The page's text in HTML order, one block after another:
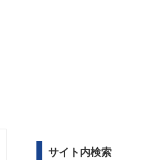
サイト内検索